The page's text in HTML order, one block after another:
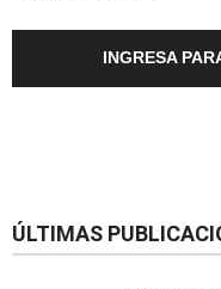
INGRESA
ÚLTIMAS